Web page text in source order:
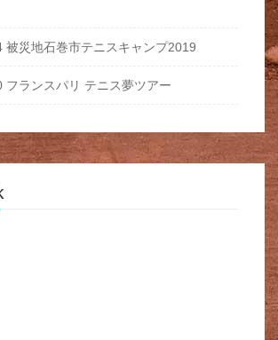
被災地石巻市テニスキャンプ2019
フランスパリ テニス夢ツアー